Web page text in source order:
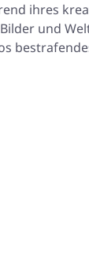
ihres
und